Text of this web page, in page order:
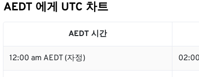
AEDT 에게 UTC 차트
AEDT 시간
12:00 am AEDT (자정)